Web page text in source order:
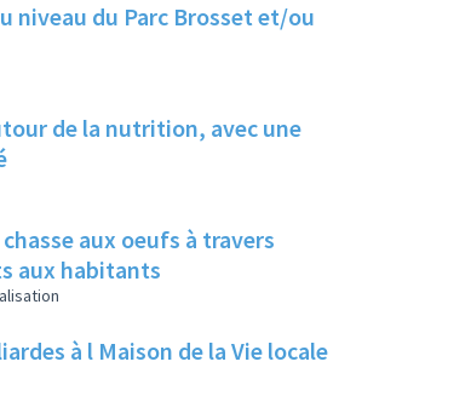
niveau du Parc Brosset et/ou
de la nutrition, avec une
aux oeufs à travers
aux habitants
à l Maison de la Vie locale